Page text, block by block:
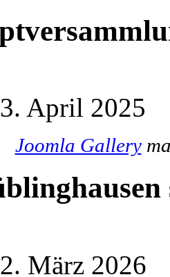
April 2025
Joomla Gallery
März 2026